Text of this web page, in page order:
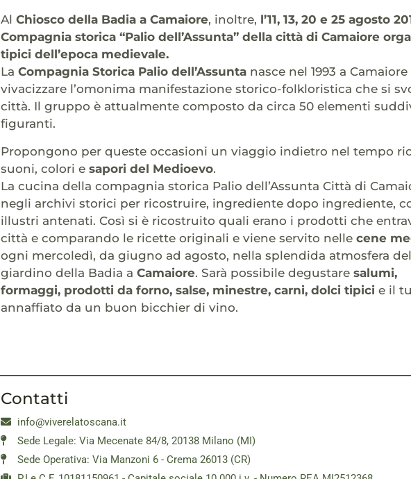
Al Chiosco della Badia a Camaiore, inoltre, l’11, 13, 20 e 25 agosto
Compagnia storica “Palio dell’Assunta” della città di Camaiore
tipici dell’epoca medievale.
La Compagnia Storica Palio dell’Assunta nasce nel 1993 a
vivacizzare l’omonima manifestazione storico-folkloristica che si
città. Il gruppo è attualmente composto da circa 50 elementi
figuranti.
Propongono per queste occasioni un viaggio indietro nel tempo
suoni, colori e sapori del Medioevo.
La cucina della compagnia storica Palio dell’Assunta Città di
negli archivi storici per ricostruire, ingrediente dopo ingrediente,
illustri antenati. Così si è ricostruito quali erano i prodotti che
città e comparando le ricette originali e viene servito nelle cene
ogni mercoledì, da giugno ad agosto, nella splendida atmosfera del
giardino della Badia a Camaiore. Sarà possibile degustare salumi,
formaggi, prodotti da forno, salse, minestre, carni, dolci tipici e il
annaffiato da un buon bicchier di vino.
Contatti
info@viverelatoscana.it
Sede Legale: Via Mecenate 84/8, 20138 Milano (MI)
Sede Operativa: Via Manzoni 6 - Crema 26013 (CR)